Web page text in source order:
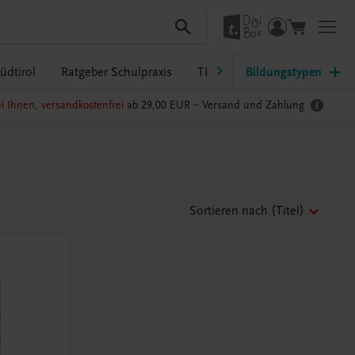
Ratgeber Schulpraxis TRAUNER-DigiBox
Bildungstypen
Ihnen, versandkostenfrei ab 29,00 EUR – Versand und Zahlung
Sortieren nach (Titel)